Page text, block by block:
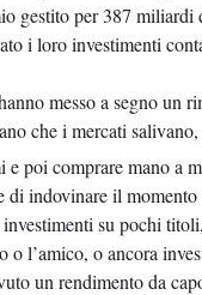
gestito per 387
i loro investimenti
messo a segno un
che i mercati
poi comprare mano a
di indovinare il
su pochi
o l’amico, o ancora
un rendimento da